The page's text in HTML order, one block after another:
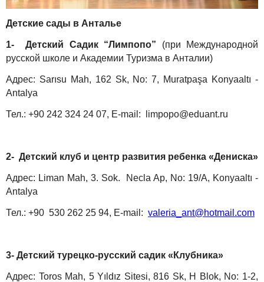
Детские сады в Анталье
1- Детский Садик “Лимпопо” (при Международной
русской школе и Академии Туризма в Анталии)
Адрес: Sarısu Mah, 162 Sk, No: 7, Muratpaşa Konyaaltı -
Antalya
Тел.: +90 242 324 24 07, E-mail: limpopo@eduant.ru
2- Детский клуб и центр развития ребенка «Дениска»
Адрес: Liman Mah, 3. Sok. Necla Ap, No: 19/A, Konyaaltı -
Antalya
Тел.: +90 530 262 25 94, E-mail: valeria_ant@hotmail.com
3- Детский турецко-русский садик «Клубника»
Адрес: Toros Mah, 5 Yıldız Sitesi, 816 Sk, H Blok, No: 1-2,